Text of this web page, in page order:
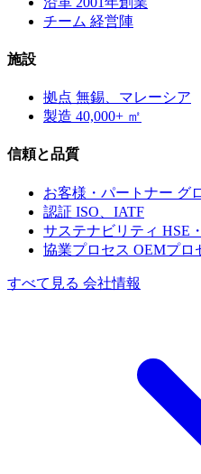
チーム 経営陣
施設
拠点 無錫、マレーシア
製造 40,000+ ㎡
信頼と品質
お客様・パートナー グ
認証 ISO、IATF
サステナビリティ HSE
協業プロセス OEMプロ
すべて見る 会社情報